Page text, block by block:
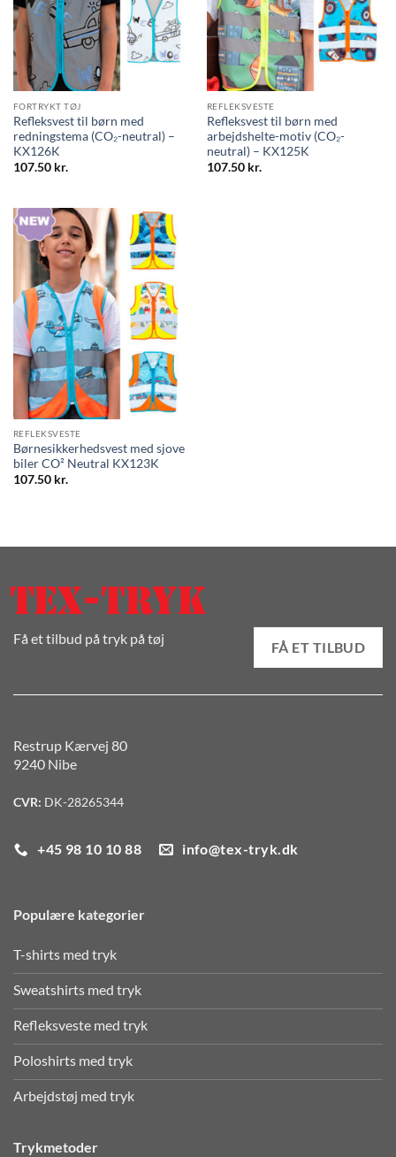
FORTRYKT TØJ
Refleksvest til børn med
redningstema (CO₂-neutral) –
KX126K
107.50 kr.
REFLEKSVESTE
Refleksvest til børn med
arbejdshelte-motiv (CO₂-
neutral) – KX125K
107.50 kr.
REFLEKSVESTE
Børnesikkerhedsvest med sjove
biler CO² Neutral KX123K
107.50 kr.
Få et tilbud på tryk på tøj
FÅ ET TILBUD
Restrup Kærvej 80
9240 Nibe
CVR: DK-28265344
+45 98 10 10 88 info@tex-tryk.dk
Populære kategorier
T-shirts med tryk
Sweatshirts med tryk
Refleksveste med tryk
Poloshirts med tryk
Arbejdstøj med tryk
Trykmetoder